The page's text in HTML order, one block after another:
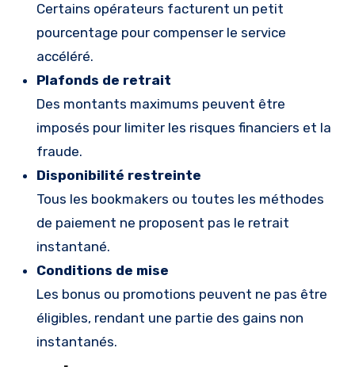
Certains opérateurs facturent un petit
pourcentage pour compenser le service
accéléré.
Plafonds de retrait
Des montants maximums peuvent être
imposés pour limiter les risques financiers et la
fraude.
Disponibilité restreinte
Tous les bookmakers ou toutes les méthodes
de paiement ne proposent pas le retrait
instantané.
Conditions de mise
Les bonus ou promotions peuvent ne pas être
éligibles, rendant une partie des gains non
instantanés.